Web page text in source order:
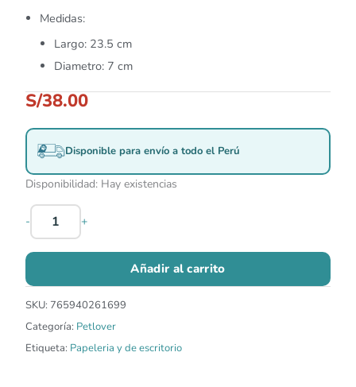
Medidas:
Largo: 23.5 cm
Diametro: 7 cm
S/38.00
Disponible para envío a todo el Perú
Disponibilidad: Hay existencias
- +
Añadir al carrito
SKU: 765940261699
Categoría: Petlover
Etiqueta: Papeleria y de escritorio